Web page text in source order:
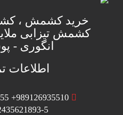
خرید کشمش ، کشمش
کشمش تیزابی
انگوری -
اطلاعات
+989126935510
5